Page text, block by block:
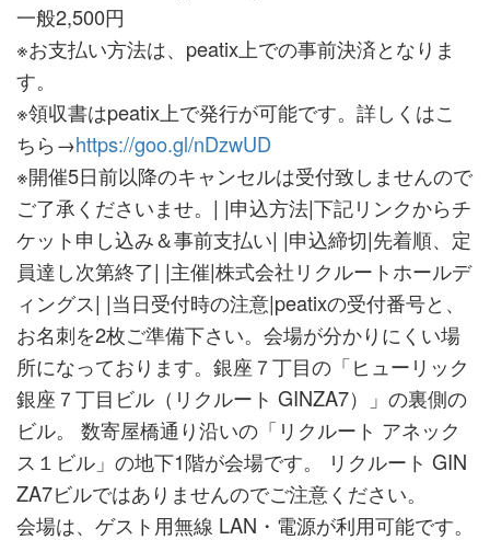
一般2,500円
※お支払い方法は、peatix上での事前決済となりま
す。
※領収書はpeatix上で発行が可能です。詳しくはこ
ちら→https://goo.gl/nDzwUD
※開催5日前以降のキャンセルは受付致しませんので
ご了承くださいませ。| |申込方法|下記リンクからチ
ケット申し込み＆事前支払い| |申込締切|先着順、定
員達し次第終了| |主催|株式会社リクルートホールデ
ィングス| |当日受付時の注意|peatixの受付番号と、
お名刺を2枚ご準備下さい。会場が分かりにくい場
所になっております。銀座７丁目の「ヒューリック
銀座７丁目ビル（リクルート GINZA7）」の裏側の
ビル。 数寄屋橋通り沿いの「リクルート アネック
ス１ビル」の地下1階が会場です。 リクルート GIN
ZA7ビルではありませんのでご注意ください。
会場は、ゲスト用無線 LAN・電源が利用可能です。